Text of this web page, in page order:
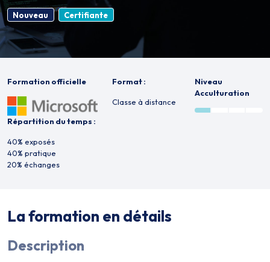
Nouveau Certifiante
Formation officielle Format :
Classe à distance
Niveau
Acculturation
Répartition du temps :
40% exposés
40% pratique
20% échanges
La formation en détails
Description